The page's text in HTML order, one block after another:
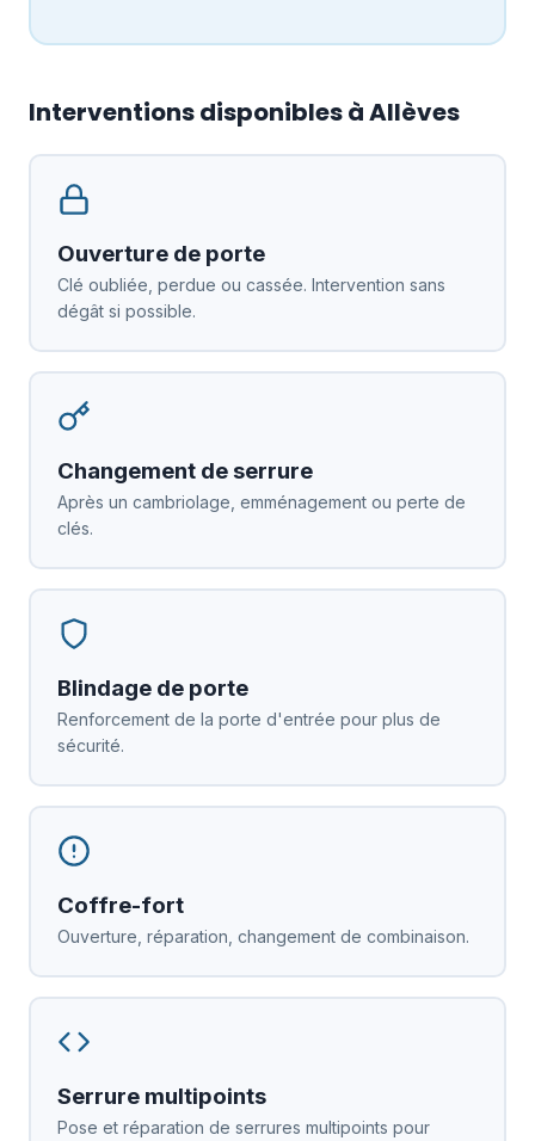
Interventions disponibles à Allèves
Ouverture de porte
Clé oubliée, perdue ou cassée. Intervention sans
dégât si possible.
Changement de serrure
Après un cambriolage, emménagement ou perte de
clés.
Blindage de porte
Renforcement de la porte d'entrée pour plus de
sécurité.
Coffre-fort
Ouverture, réparation, changement de combinaison.
Serrure multipoints
Pose et réparation de serrures multipoints pour